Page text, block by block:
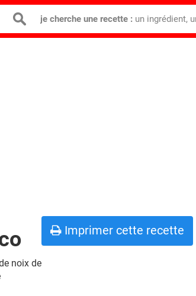
je cherche une recette : un ingrédient,
noix de
Imprimer cette recette